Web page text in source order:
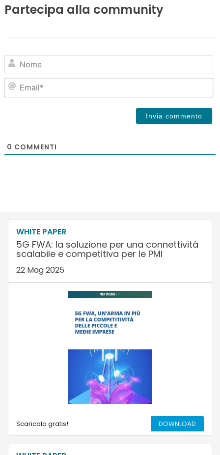
Partecipa alla community
0 COMMENTI
WHITE PAPER
5G FWA: la soluzione per una connettività
scalabile e competitiva per le PMI
22 Mag 2025
Scaricalo gratis! DOWNLOAD